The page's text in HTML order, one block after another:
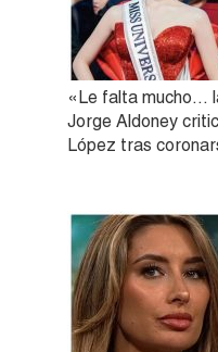
«Le falta mucho…
Jorge Aldoney
López tras